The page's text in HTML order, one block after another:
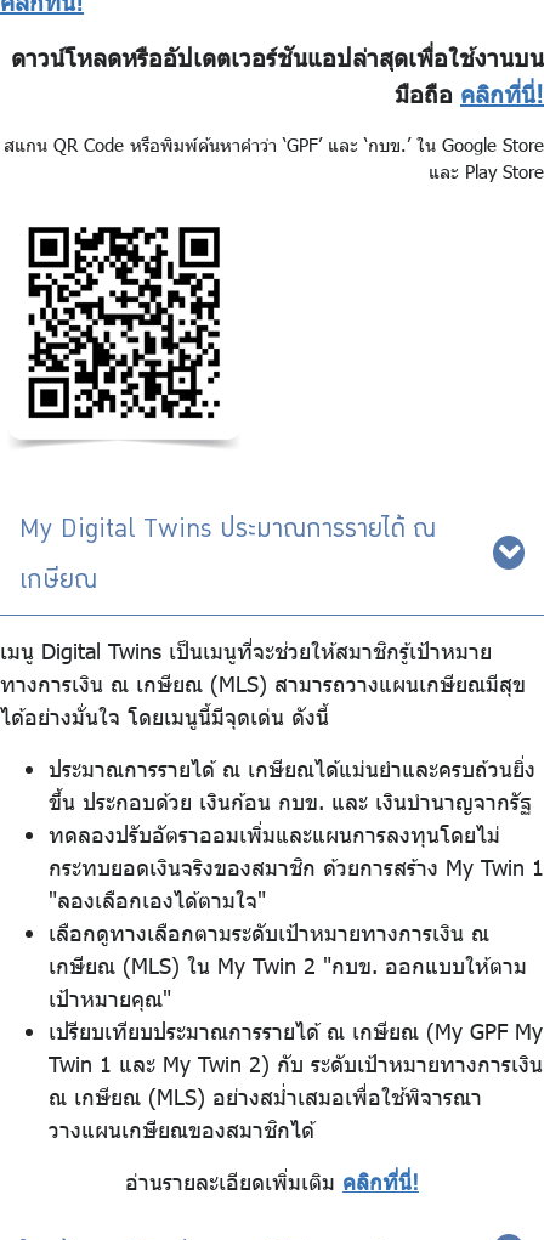
ดาวน์โหลดหรืออัปเดตเวอร์ชันแอปล่าสุดเพื่อใช้งานบน
มือถือ คลิกที่นี่!
สแกน QR Code หรือพิมพ์ค้นหาคำว่า ‘GPF’ และ ‘กบข.’ ใน Google Store
และ Play Store
My Digital Twins ประมาณการรายได้ ณ
เกษียณ
เมนู Digital Twins เป็นเมนูที่จะช่วยให้สมาชิกรู้เป้าหมาย
ทางการเงิน ณ เกษียณ (MLS) สามารถวางแผนเกษียณมีสุข
ได้อย่างมั่นใจ โดยเมนูนี้มีจุดเด่น ดังนี้
ประมาณการรายได้ ณ เกษียณได้แม่นยำและครบถ้วนยิ่ง
ขึ้น ประกอบด้วย เงินก้อน กบข. และ เงินบำนาญจากรัฐ
ทดลองปรับอัตราออมเพิ่มและแผนการลงทุนโดยไม่
กระทบยอดเงินจริงของสมาชิก ด้วยการสร้าง My Twin 1
"ลองเลือกเองได้ตามใจ"
เลือกดูทางเลือกตามระดับเป้าหมายทางการเงิน ณ
เกษียณ (MLS) ใน My Twin 2 "กบข. ออกแบบให้ตาม
เป้าหมายคุณ"
เปรียบเทียบประมาณการรายได้ ณ เกษียณ (My GPF My
Twin 1 และ My Twin 2) กับ ระดับเป้าหมายทางการเงิน
ณ เกษียณ (MLS) อย่างสม่ำเสมอเพื่อใช้พิจารณา
วางแผนเกษียณของสมาชิกได้
อ่านรายละเอียดเพิ่มเติม คลิกที่นี่!